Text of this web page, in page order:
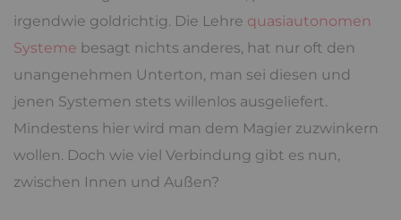
irgendwie goldrichtig. Die Lehre quasiautonomen
Systeme besagt nichts anderes, hat nur oft den
unangenehmen Unterton, man sei diesen und
jenen Systemen stets willenlos ausgeliefert.
Mindestens hier wird man dem Magier zuzwinkern
wollen. Doch wie viel Verbindung gibt es nun,
zwischen Innen und Außen?